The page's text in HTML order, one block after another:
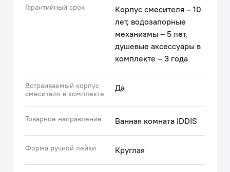
• Покрытие устойчиво к коррозии, появлению
царапин, сколов и потускнению (при должном
уходе). На протяжении многих лет будет выглядеть
Гарантия на смеситель IDDIS® – 10 лет, на душевые
аксессуары – 3 года.
(с) Авторский текст, янва
Гарантийный срок
Корпус смесителя – 10
лет, водозапорные
механизмы – 5 лет,
душевые аксессуары в
комплекте – 3 года
Встраиваемый корпус
смесителя в комплекте
Да
Товарное направление Ванная комната IDDIS
Форма ручной лейки Круглая